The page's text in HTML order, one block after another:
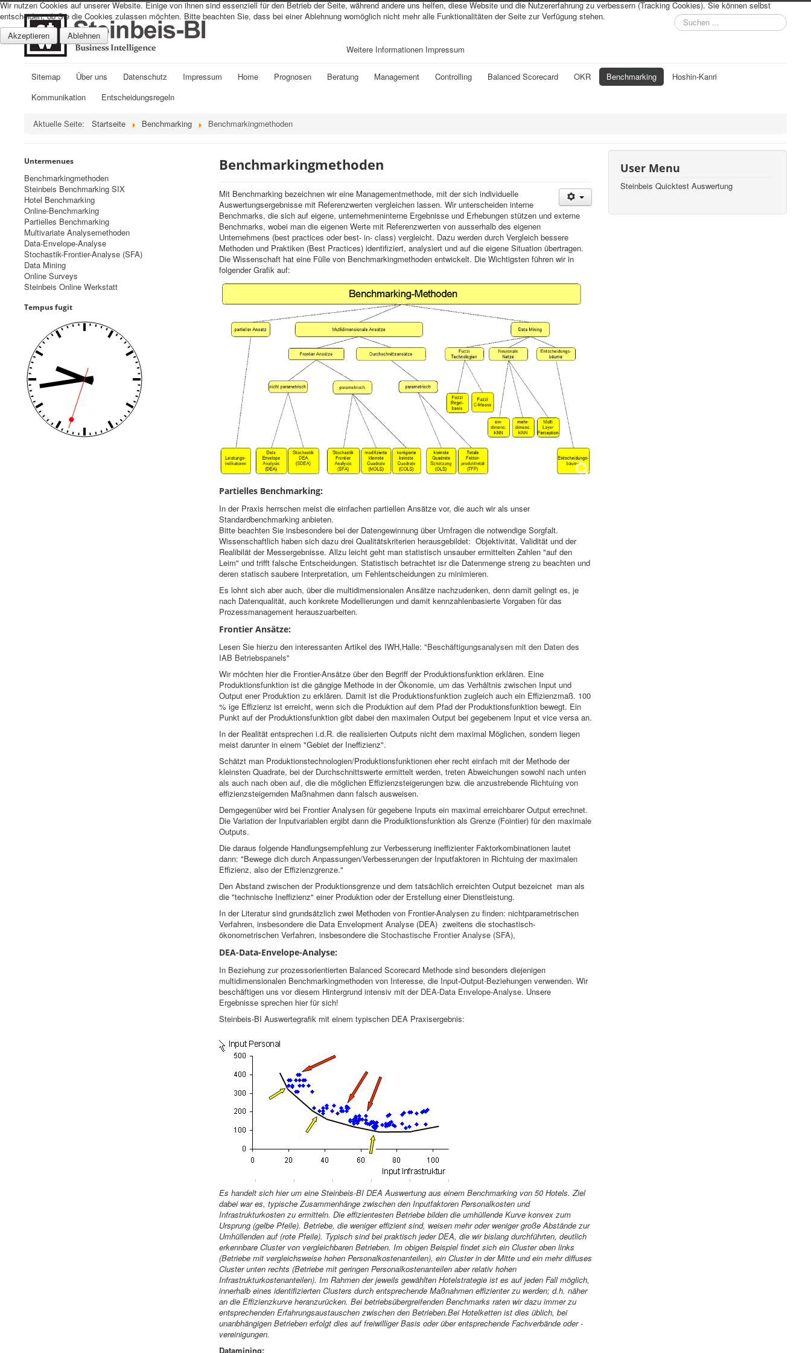
Suchen
...
Sitemap Über uns Datenschutz Impressum Home Prognosen Beratung Management Controlling Balanced Scorecard OKR Benchmarking
Hoshin-Kanri
Kommunikation
Entscheidungsregeln
Aktuelle Seite: Startseite Benchmarking Benchmarkingmethoden
Untermenues
Benchmarkingmethoden
Steinbeis Benchmarking SIX
Hotel Benchmarking
Online-Benchmarking
Partielles Benchmarking
Multivariate Analysemethoden
Data-Envelope-Analyse
Stochastik-Frontier-Analyse (SFA)
Data Mining
Online Surveys
Steinbeis Online Werkstatt
Tempus fugit
Benchmarkingmethoden
Mit Benchmarking bezeichnen wir eine Managementmethode, mit der sich individuelle
Auswertungsergebnisse mit Referenzwerten vergleichen lassen. Wir unterscheiden interne
Benchmarks, die sich auf eigene, unternehmeninterne Ergebnisse und Erhebungen stützen und externe
Benchmarks, wobei man die eigenen Werte mit Referenzwerten von ausserhalb des eigenen
Unternehmens (best practices oder best- in- class) vergleicht. Dazu werden durch Vergleich bessere
Methoden und Praktiken (Best Practices) identifiziert, analysiert und auf die eigene Situation übertragen.
Die Wissenschaft hat eine Fülle von Benchmarkingmethoden entwickelt. Die Wichtigsten führen wir in
folgender Grafik auf:
Partielles Benchmarking:
In der Praxis herrschen meist die einfachen partiellen Ansätze vor, die auch wir als unser
Standardbenchmarking anbieten.
Bitte beachten Sie insbesondere bei der Datengewinnung über Umfragen die notwendige Sorgfalt.
Wissenschaftlich haben sich dazu drei Qualitätskriterien herausgebildet: Objektivität, Validität und der
Realibilät der Messergebnisse. Allzu leicht geht man statistisch unsauber ermittelten Zahlen "auf den
Leim" und trifft falsche Entscheidungen. Statistisch betrachtet isr die Datenmenge streng zu beachten und
deren statisch saubere Interpretation, um Fehlentscheidungen zu minimieren.
Es lohnt sich aber auch, über die multidimensionalen Ansätze nachzudenken, denn damit gelingt es, je
nach Datenqualität, auch konkrete Modellierungen und damit kennzahlenbasierte Vorgaben für das
Prozessmanagement herauszuarbeiten.
Frontier Ansätze:
Lesen Sie hierzu den interessanten Artikel des IWH,Halle: "Beschäftigungsanalysen mit den Daten des
IAB Betriebspanels"
Wir möchten hier die Frontier-Ansätze über den Begriff der Produktionsfunktion erklären. Eine
Produktionsfunktion ist die gängige Methode in der Ökonomie, um das Verhältnis zwischen Input und
Output ener Produktion zu erklären. Damit ist die Produktionsfunktion zugleich auch ein Effizienzmaß. 100
% ige Effizienz ist erreicht, wenn sich die Produktion auf dem Pfad der Produktionsfunktion bewegt. Ein
Punkt auf der Produktionsfunktion gibt dabei den maximalen Output bei gegebenem Input et vice versa an.
In der Realität entsprechen i.d.R. die realisierten Outputs nicht dem maximal Möglichen, sondern liegen
meist darunter in einem "Gebiet der Ineffizienz".
Schätzt man Produktionstechnologien/Produktionsfunktionen eher recht einfach mit der Methode der
kleinsten Quadrate, bei der Durchschnittswerte ermittelt werden, treten Abweichungen sowohl nach unten
als auch nach oben auf, die die möglichen Effizienzsteigerungen bzw. die anzustrebende Richtuing von
effizienzsteigernden Maßnahmen dann falsch ausweisen.
Demgegenüber wird bei Frontier Analysen für gegebene Inputs ein maximal erreichbarer Output errechnet.
Die Variation der Inputvariablen ergibt dann die Produiktionsfunktion als Grenze (Fointier) für den maximale
Outputs.
Die daraus folgende Handlungsempfehlung zur Verbesserung ineffizienter Faktorkombinationen lautet
dann: "Bewege dich durch Anpassungen/Verbesserungen der Inputfaktoren in Richtuing der maximalen
Effizienz, also der Effizienzgrenze."
Den Abstand zwischen der Produktionsgrenze und dem tatsächlich erreichten Output bezeicnet man als
die "technische Ineffizienz" einer Produktion oder der Erstellung einer Dienstleistung.
In der Literatur sind grundsätzlich zwei Methoden von Frontier-Analysen zu finden: nichtparametrischen
Verfahren, insbesondere die Data Envelopment Analyse (DEA) zweitens die stochastisch-
ökonometrischen Verfahren, insbesondere die Stochastische Frontier Analyse (SFA),
DEA-Data-Envelope-Analyse:
In Beziehung zur prozessorientierten Balanced Scorecard Methode sind besonders diejenigen
multidimensionalen Benchmarkingmethoden von Interesse, die Input-Output-Beziehungen verwenden. Wir
beschäftigen uns vor diesem Hintergrund intensiv mit der DEA-Data Envelope-Analyse. Unsere
Ergebnisse sprechen hier für sich!
Steinbeis-BI Auswertegrafik mit einem typischen DEA Praxisergebnis:
Es handelt sich hier um eine Steinbeis-BI DEA Auswertung aus einem Benchmarking von 50 Hotels. Ziel
dabei war es, typische Zusammenhänge zwischen den Inputfaktoren Personalkosten und
Infrastrukturkosten zu ermitteln. Die effizientesten Betriebe bilden die umhüllende Kurve konvex zum
Ursprung (gelbe Pfeile). Betriebe, die weniger effizient sind, weisen mehr oder weniger große Abstände zur
Umhüllenden auf (rote Pfeile). Typisch sind bei praktisch jeder DEA, die wir bislang durchführten, deutlich
erkennbare Cluster von vergleichbaren Betrieben. Im obigen Beispiel findet sich ein Cluster oben links
(Betriebe mit vergleichsweise hohen Personalkostenanteilen), ein Cluster in der Mitte und ein mehr diffuses
Cluster unten rechts (Betriebe mit geringen Personalkostenanteilen aber relativ hohen
Infrastrukturkostenanteilen). Im Rahmen der jeweils gewählten Hotelstrategie ist es auf jeden Fall möglich,
innerhalb eines identifizierten Clusters durch entsprechende Maßnahmen effizienter zu werden; d.h. näher
an die Effizienzkurve heranzurücken. Bei betriebsübergreifenden Benchmarks raten wir dazu immer zu
entsprechenden Erfahrungsaustauschen zwischen den Betrieben.Bei Hotelketten ist dies üblich, bei
unanbhängigen Betrieben erfolgt dies auf freiwilliger Basis oder über entsprechende Fachverbände oder -
vereinigungen.
Datamining:
User Menu
Steinbeis Quicktest Auswertung
Wir nutzen Cookies auf unserer Website. Einige von ihnen sind essenziell für den Betrieb der Seite, während andere uns helfen, diese Website und die Nutzererfahrung zu verbessern (Tracking Cookies). Sie können selbst
entscheiden, ob Sie die Cookies zulassen möchten. Bitte beachten Sie, dass bei einer Ablehnung womöglich nicht mehr alle Funktionalitäten der Seite zur Verfügung stehen.
Akzeptieren
Ablehnen
Weitere Informationen Impressum